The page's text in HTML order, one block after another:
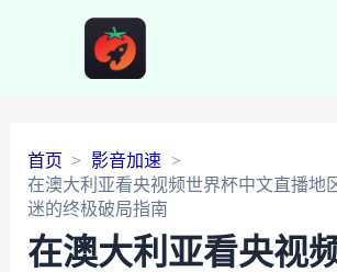
首页
影音加速
在澳大利亚看央视频世界杯中文直播地
迷的终极破局指南
在澳大利亚看央视